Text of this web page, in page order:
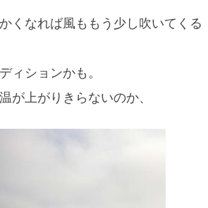
くなれば風ももう少し吹いてくる
ィションかも。
が上がりきらないのか、